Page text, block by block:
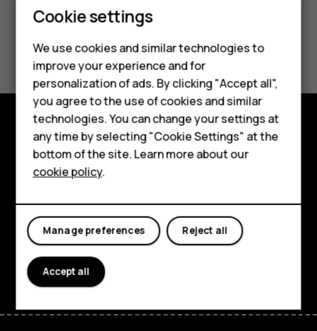
Smartphones
Feature phones
Phones for kids
Accessories
HMD Terra M
For business
Tablets
Did you find this helpful?
Yes No
Explore
About
Planet and people
Support
FacebookInstagram
Tiktok
Cookie settings
We use cookies and similar technologies to
improve your experience and for
personalization of ads. By clicking "Accept all",
you agree to the use of cookies and similar
technologies. You can change your settings at
any time by selecting "Cookie Settings" at the
bottom of the site. Learn more about our
cookie policy.
Reject all
Manage preferences
Accept all